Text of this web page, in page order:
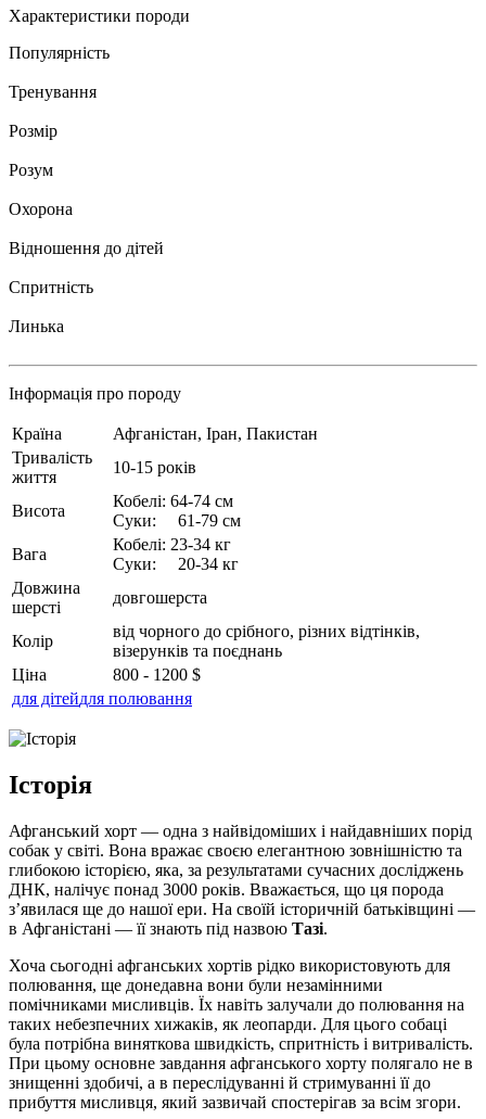
Характеристики породи
Популярність
Тренування
Розмір
Розум
Охорона
Відношення до дітей
Спритність
Линька
Інформація про породу
Країна
Афганістан, Іран, Пакистан
Тривалість
життя
10-15 років
Висота
Кобелі: 64-74 см
Суки: 61-79 см
Вага
Кобелі: 23-34 кг
Суки: 20-34 кг
Довжина
шерсті
довгошерста
Колір
від чорного до срібного, різних відтінків,
візерунків та поєднань
Ціна
800 - 1200 $
для дітейдля полювання
Історія
Афганський хорт — одна з найвідоміших і найдавніших порід
собак у світі. Вона вражає своєю елегантною зовнішністю та
глибокою історією, яка, за результатами сучасних досліджень
ДНК, налічує понад 3000 років. Вважається, що ця порода
з’явилася ще до нашої ери. На своїй історичній батьківщині —
в Афганістані — її знають під назвою Тазі.
Хоча сьогодні афганських хортів рідко використовують для
полювання, ще донедавна вони були незамінними
помічниками мисливців. Їх навіть залучали до полювання на
таких небезпечних хижаків, як леопарди. Для цього собаці
була потрібна виняткова швидкість, спритність і витривалість.
При цьому основне завдання афганського хорту полягало не в
знищенні здобичі, а в переслідуванні й стримуванні її до
прибуття мисливця, який зазвичай спостерігав за всім згори.